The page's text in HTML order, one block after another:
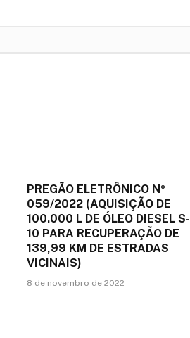
PREGÃO ELETRÔNICO Nº
059/2022 (AQUISIÇÃO DE
100.000 L DE ÓLEO DIESEL S-
10 PARA RECUPERAÇÃO DE
139,99 KM DE ESTRADAS
VICINAIS)
8 de novembro de 2022